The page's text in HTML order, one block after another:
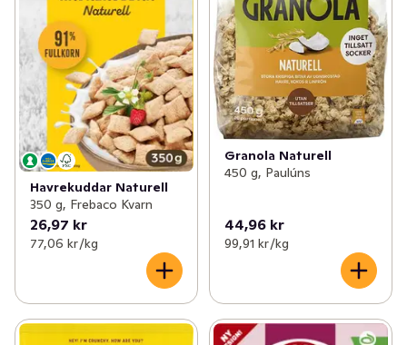
Havrekuddar Naturell
350 g, Frebaco Kvarn
26,97 kr
77,06 kr /kg
Granola Naturell
450 g, Paulúns
44,96 kr
99,91 kr /kg